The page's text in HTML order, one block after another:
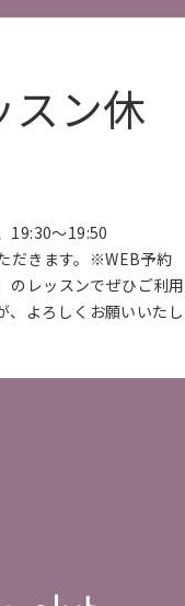
ン休
19:30～19:50
だきます。※WEB予約
のレッスンでぜひご利用
、よろしくお願いいたし